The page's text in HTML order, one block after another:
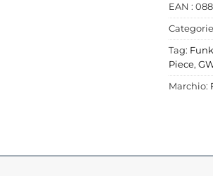
EAN :
Tag:
Piece,
Marchio: